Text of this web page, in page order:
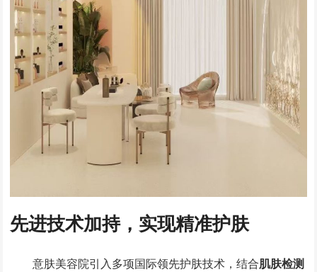
先进技术加持，实现精准护肤
意肤美容院引入多项国际领先护肤技术，结合肌肤检测